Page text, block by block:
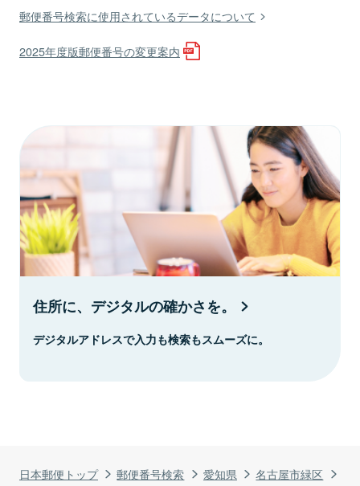
日本郵便トップ 郵便番号検索 愛知県
名古屋市緑区
郵便番号検索に使用されているデータについて
2025年度版郵便番号の変更案内
住所に、デジタルの確かさを。
デジタルアドレスで入力も検索もスムーズに。